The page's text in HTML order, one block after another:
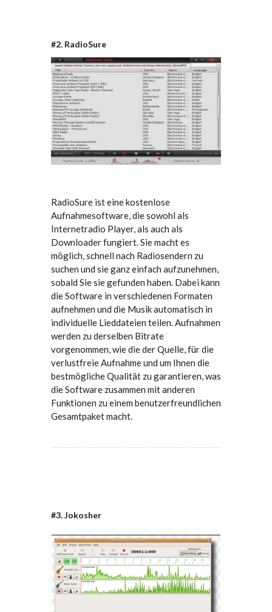
#2. RadioSure
RadioSure ist eine kostenlose
Aufnahmesoftware, die sowohl als
Internetradio Player, als auch als
Downloader fungiert. Sie macht es
möglich, schnell nach Radiosendern zu
suchen und sie ganz einfach aufzunehmen,
sobald Sie sie gefunden haben. Dabei kann
die Software in verschiedenen Formaten
aufnehmen und die Musik automatisch in
individuelle Lieddateien teilen. Aufnahmen
werden zu derselben Bitrate
vorgenommen, wie die der Quelle, für die
verlustfreie Aufnahme und um Ihnen die
bestmögliche Qualität zu garantieren, was
die Software zusammen mit anderen
Funktionen zu einem benutzerfreundlichen
Gesamtpaket macht.
#3. Jokosher